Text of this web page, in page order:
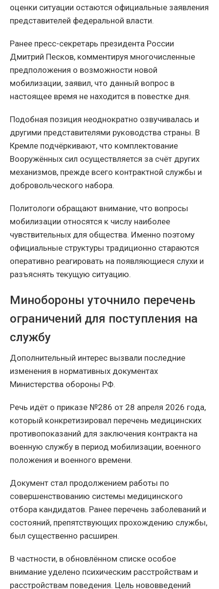
оценки ситуации остаются официальные заявления
представителей федеральной власти.
Ранее пресс-секретарь президента России
Дмитрий Песков, комментируя многочисленные
предположения о возможности новой
мобилизации, заявил, что данный вопрос в
настоящее время не находится в повестке дня.
Подобная позиция неоднократно озвучивалась и
другими представителями руководства страны. В
Кремле подчёркивают, что комплектование
Вооружённых сил осуществляется за счёт других
механизмов, прежде всего контрактной службы и
добровольческого набора.
Политологи обращают внимание, что вопросы
мобилизации относятся к числу наиболее
чувствительных для общества. Именно поэтому
официальные структуры традиционно стараются
оперативно реагировать на появляющиеся слухи и
разъяснять текущую ситуацию.
Минобороны уточнило перечень
ограничений для поступления на
службу
Дополнительный интерес вызвали последние
изменения в нормативных документах
Министерства обороны РФ.
Речь идёт о приказе №286 от 28 апреля 2026 года,
который конкретизировал перечень медицинских
противопоказаний для заключения контракта на
военную службу в период мобилизации, военного
положения и военного времени.
Документ стал продолжением работы по
совершенствованию системы медицинского
отбора кандидатов. Ранее перечень заболеваний и
состояний, препятствующих прохождению службы,
был существенно расширен.
В частности, в обновлённом списке особое
внимание уделено психическим расстройствам и
расстройствам поведения. Цель нововведений